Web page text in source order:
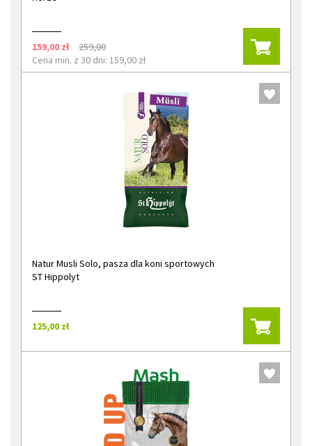
159,00 zł
259,00
Cena min. z 30 dni: 159,00 zł
Natur Musli Solo, pasza dla koni sportowych
ST Hippolyt
125,00 zł